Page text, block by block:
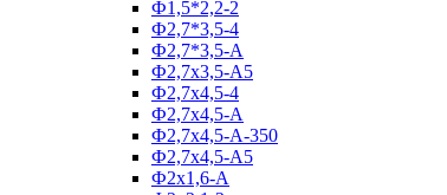
Ф1,5*2,2-2
Ф2,7*3,5-4
Ф2,7*3,5-А
Ф2,7х3,5-А5
Ф2,7х4,5-4
Ф2,7х4,5-А
Ф2,7х4,5-А-350
Ф2,7х4,5-А5
Ф2х1,6-А